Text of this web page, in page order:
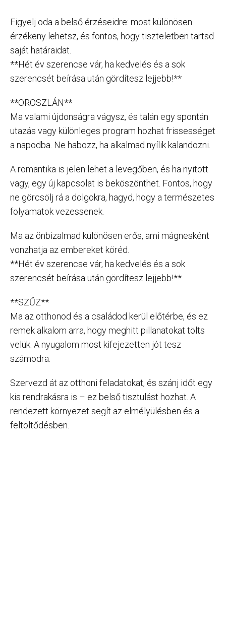
Figyelj oda a belső érzéseidre: most különösen
érzékeny lehetsz, és fontos, hogy tiszteletben tartsd
saját határaidat.
**Hét év szerencse vár, ha kedvelés és a sok
szerencsét beírása után gördítesz lejjebb!**
**OROSZLÁN**
Ma valami újdonságra vágysz, és talán egy spontán
utazás vagy különleges program hozhat frissességet
a napodba. Ne habozz, ha alkalmad nyílik kalandozni.
A romantika is jelen lehet a levegőben, és ha nyitott
vagy, egy új kapcsolat is beköszönthet. Fontos, hogy
ne görcsölj rá a dolgokra, hagyd, hogy a természetes
folyamatok vezessenek.
Ma az önbizalmad különösen erős, ami mágnesként
vonzhatja az embereket köréd.
**Hét év szerencse vár, ha kedvelés és a sok
szerencsét beírása után gördítesz lejjebb!**
**SZŰZ**
Ma az otthonod és a családod kerül előtérbe, és ez
remek alkalom arra, hogy meghitt pillanatokat tölts
velük. A nyugalom most kifejezetten jót tesz
számodra.
Szervezd át az otthoni feladatokat, és szánj időt egy
kis rendrakásra is – ez belső tisztulást hozhat. A
rendezett környezet segít az elmélyülésben és a
feltöltődésben.